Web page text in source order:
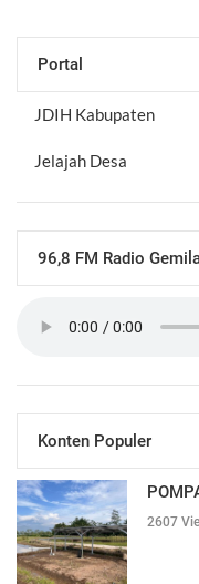
Portal
JDIH Kabupaten
Jelajah Desa
96,8 FM Radio
Konten Populer
2607